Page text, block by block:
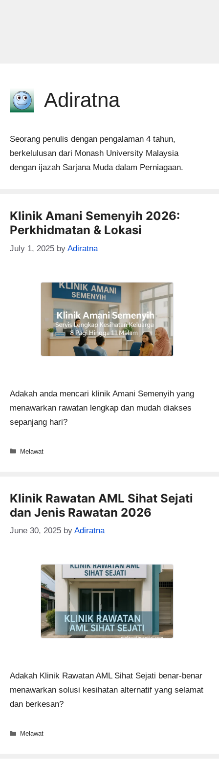
Adiratna
Seorang penulis dengan pengalaman 4 tahun,
berkelulusan dari Monash University Malaysia
dengan ijazah Sarjana Muda dalam Perniagaan.
Klinik Amani Semenyih 2026:
Perkhidmatan & Lokasi
July 1, 2025 by Adiratna
Adakah anda mencari klinik Amani Semenyih yang
menawarkan rawatan lengkap dan mudah diakses
sepanjang hari?
Categories
Melawat
Klinik Rawatan AML Sihat Sejati
dan Jenis Rawatan 2026
June 30, 2025 by Adiratna
Adakah Klinik Rawatan AML Sihat Sejati benar-benar
menawarkan solusi kesihatan alternatif yang selamat
dan berkesan?
Categories
Melawat